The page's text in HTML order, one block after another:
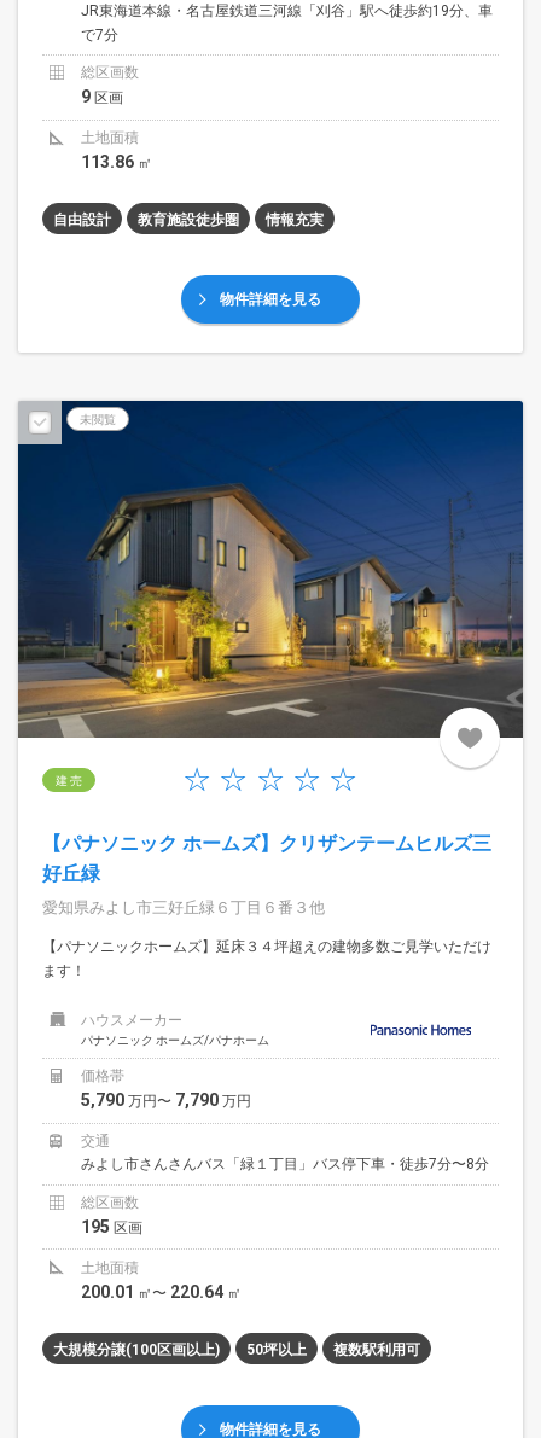
JR東海道本線・名古屋鉄道三河線「刈谷」駅へ徒歩約19分、車
で7分
総区画数
9 区画
土地面積
113.86 ㎡
自由設計 教育施設徒歩圏 情報充実
物件詳細を見る
未閲覧
建 売
【パナソニック ホームズ】クリザンテームヒルズ三
好丘緑
愛知県みよし市三好丘緑６丁目６番３他
【パナソニックホームズ】延床３４坪超えの建物多数ご見学いただけ
ます！
ハウスメーカー
パナソニック ホームズ/パナホーム
価格帯
5,790 万円〜 7,790 万円
交通
みよし市さんさんバス「緑１丁目」バス停下車・徒歩7分〜8分
総区画数
195 区画
土地面積
200.01 ㎡〜 220.64 ㎡
大規模分譲(100区画以上) 50坪以上 複数駅利用可
物件詳細を見る